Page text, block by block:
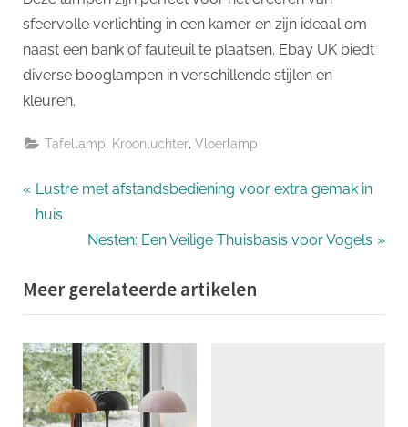
sfeervolle verlichting in een kamer en zijn ideaal om
naast een bank of fauteuil te plaatsen. Ebay UK biedt
diverse booglampen in verschillende stijlen en
kleuren.
Tafellamp Kroonluchter ,Vloerlamp
Bericht
navigatie
P
r
o
u
s
P
o
Lustre met afstandsbediening voor extra gemak in
huis
N
x
t
P
o
s
t
Nesten: Een Veilige Thuisbasis voor Vogels
Meer gerelateerde artikelen